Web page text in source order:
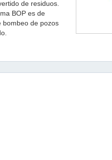
de residuos.
BOP es de
bombeo de pozos